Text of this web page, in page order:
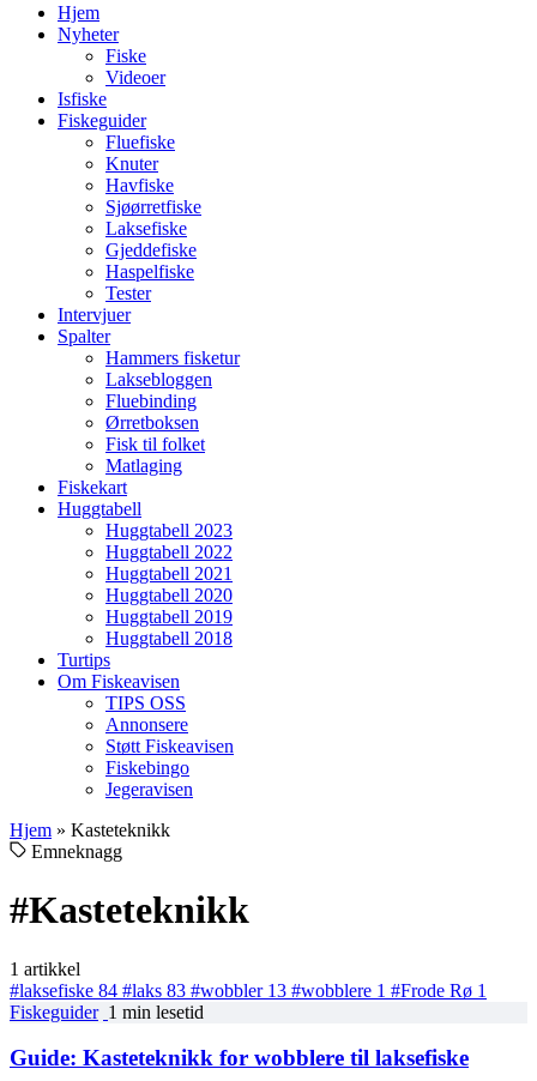
Hjem
Nyheter
Fiske
Videoer
Isfiske
Fiskeguider
Fluefiske
Knuter
Havfiske
Sjøørretfiske
Laksefiske
Gjeddefiske
Haspelfiske
Tester
Intervjuer
Spalter
Hammers fisketur
Laksebloggen
Fluebinding
Ørretboksen
Fisk til folket
Matlaging
Fiskekart
Huggtabell
Huggtabell 2023
Huggtabell 2022
Huggtabell 2021
Huggtabell 2020
Huggtabell 2019
Huggtabell 2018
Turtips
Om Fiskeavisen
TIPS OSS
Annonsere
Støtt Fiskeavisen
Fiskebingo
Jegeravisen
Hjem » Kasteteknikk
Emneknagg
#Kasteteknikk
1 artikkel
#laksefiske 84 #laks 83 #wobbler 13 #wobblere 1 #Frode Rø 1
Fiskeguider 1 min lesetid
Guide: Kasteteknikk for wobblere til laksefiske